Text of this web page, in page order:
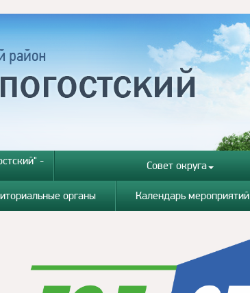
- Совет округа
органы Календарь мероприятий